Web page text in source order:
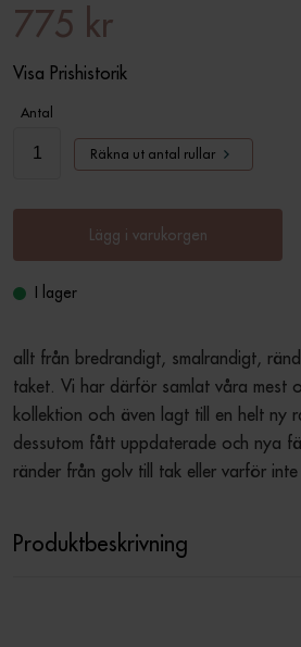
775 kr
Visa Prishistorik
Antal
Räkna ut antal rullar
Lägg i varukorgen
I lager
allt från bredrandigt, smalrandigt,
taket. Vi har därför samlat våra mest
kollektion och även lagt till en helt ny
dessutom fått uppdaterade och nya
ränder från golv till tak eller varför
Produktbeskrivning